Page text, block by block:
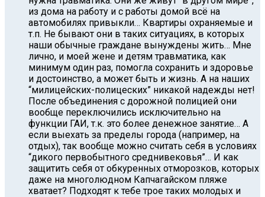
из дома на работу и с работы домой всё на
автомобилях привыкли… Квартиры охраняемые и
т.п. Не бывают они в таких ситуациях, в которых
наши обычные граждане вынуждены жить… Мне
лично, и моей жене и детям травматика, как
минимум один раз, помогла сохранить и здоровье
и достоинство, а может быть и жизнь. А на наших
“милицейских-полицеских” никакой надежды нет!
После объединения с дорожной полицией они
вообще переключились исключительно на
функции ГАИ, т.к. это более денежное занятие… А
если выехать за пределы города (например, на
отдых), так вообще можно считать себя в условиях
“дикого первобытного среднивековья”… И как
защитить себя от обкуренных отморозков, которых
даже на многолюдном Капчагайском пляже
хватает? Подходят к тебе трое таких молодых и